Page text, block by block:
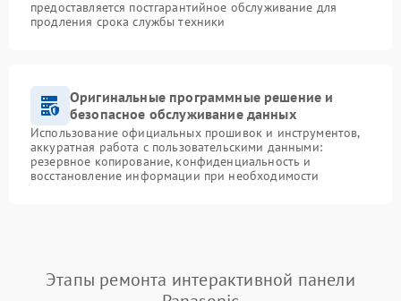
предоставляется постгарантийное обслуживание для
продления срока службы техники
Оригинальные программные решение и
безопасное обслуживание данных
Использование официальных прошивок и инструментов,
аккуратная работа с пользовательскими данными:
резервное копирование, конфиденциальность и
восстановление информации при необходимости
Этапы ремонта интерактивной панели